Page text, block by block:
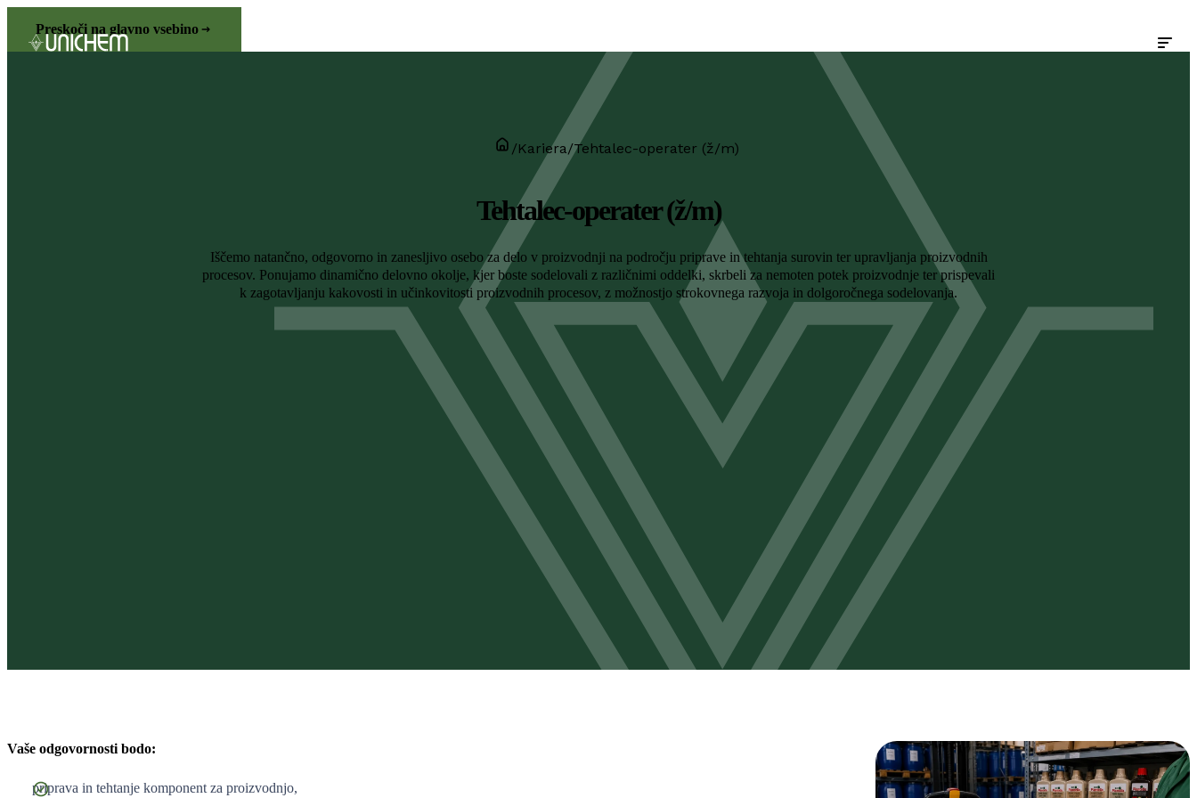
Preskoči na glavno vsebino
/Kariera/Tehtalec-operater (ž/m)
Tehtalec-operater (ž/m)
Iščemo natančno, odgovorno in zanesljivo osebo za delo v proizvodnji na področju priprave in tehtanja surovin ter upravljanja proizvodnih
procesov. Ponujamo dinamično delovno okolje, kjer boste sodelovali z različnimi oddelki, skrbeli za nemoten potek proizvodnje ter prispevali
k zagotavljanju kakovosti in učinkovitosti proizvodnih procesov, z možnostjo strokovnega razvoja in dolgoročnega sodelovanja.
Vaše odgovornosti bodo:
priprava in tehtanje komponent za proizvodnjo,